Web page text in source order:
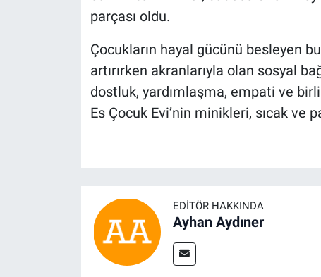
parçası oldu.
Çocukların hayal gücünü besleyen
artırırken akranlarıyla olan sosyal
dostluk, yardımlaşma, empati ve
Es Çocuk Evi’nin minikleri, sıcak ve
EDITÖR HAKKINDA
Ayhan Aydıner